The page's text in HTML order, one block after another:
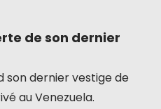
de son dernier
son dernier vestige de
au Venezuela.